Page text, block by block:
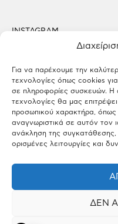
Για να παρέχουμε την
τεχνολογίες όπως cookies
σε πληροφορίες συσκευών. Η
τεχνολογίες θα μας
προσωπικού χαρακτήρα, όπως
αναγνωριστικά σε αυτόν τον
ανάκληση της συγκατάθεσης,
ορισμένες λειτουργίες και
ΔΕΝ
INSTAGRAM
ΠΟΛΙΤΙΚΗ ΑΠΟΡΡΗΤΟΥ
ΟΡΟΙ ΧΡΗΣΗΣ
ΕΡΓΟΣΤΑΣΙΟ
Πάτημα Σχηματαρίου, Τ.Κ.
ΓΡΑΦΕΙΑ
Λεωφ. Κηφισιάς 166, Τ.Κ.